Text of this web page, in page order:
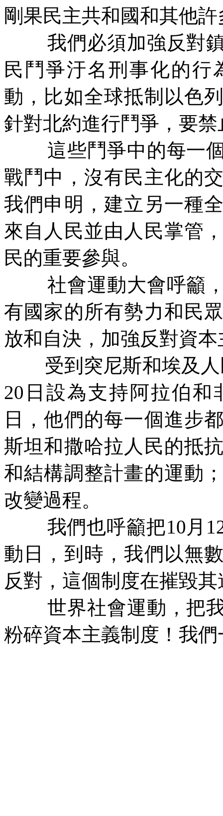
剛果民主共和國和其他
我們必須加強反對
民鬥爭汙名刑事化的
動，比如全球抵制以色
針對北約進行鬥爭，要
這些鬥爭中的每一
戰鬥中，沒有民主化的
我們申明，建立另一種
來自人民並由人民掌管
民的重要參與。
社會運動大會呼籲
有國家的所有勢力和民
放和自決，加強反對資
受到突尼斯和埃及
20 日設為支持阿拉伯
日，他們的每一個進步
斯坦和撒哈拉人民的抵
和結構調整計畫的運動
改變過程。
我們也呼籲把10 月
動日，到時，我們以無
反對，這個制度在摧毀
世界社會運動，把
粉碎資本主義制度！我